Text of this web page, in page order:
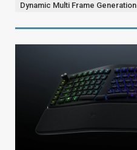
Dynamic Multi Frame Generation